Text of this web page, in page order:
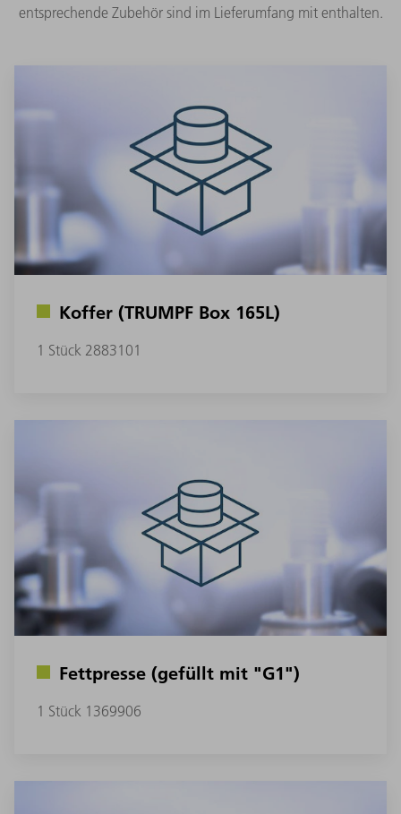
entsprechende Zubehör sind im Lieferumfang mit enthalten.
Koffer (TRUMPF Box 165L)
1 Stück 2883101
Fettpresse (gefüllt mit "G1")
1 Stück 1369906